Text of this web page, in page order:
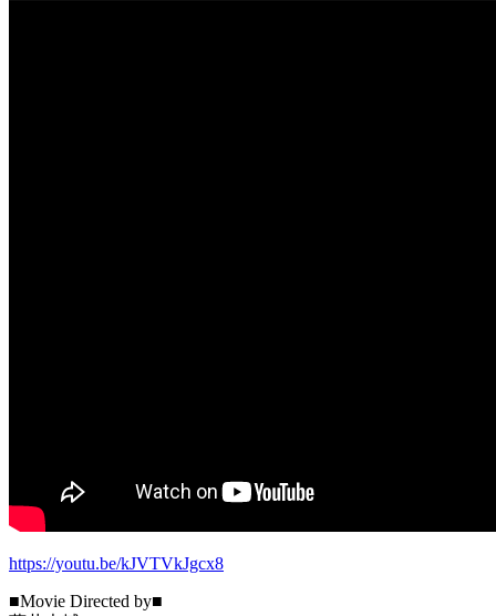
https://youtu.be/kJVTVkJgcx8
■Movie Directed by■